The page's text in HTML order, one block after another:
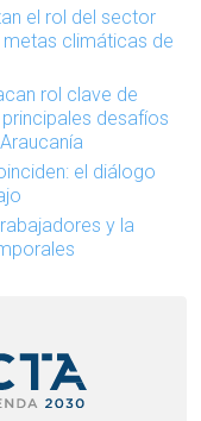
el rol del sector
metas climáticas de
rol clave de
desafíos
el diálogo
y la